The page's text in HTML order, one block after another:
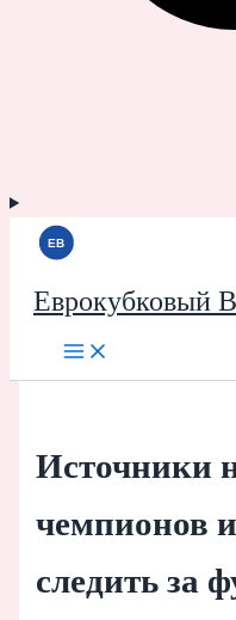
Еврокубковый
Источники
чемпионов
следить за